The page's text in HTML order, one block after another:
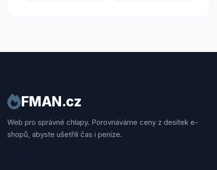
FMAN.cz
Web pro správné chlapy. Porovnáváme ceny z desítek e-
shopů, abyste ušetřili čas i peníze.